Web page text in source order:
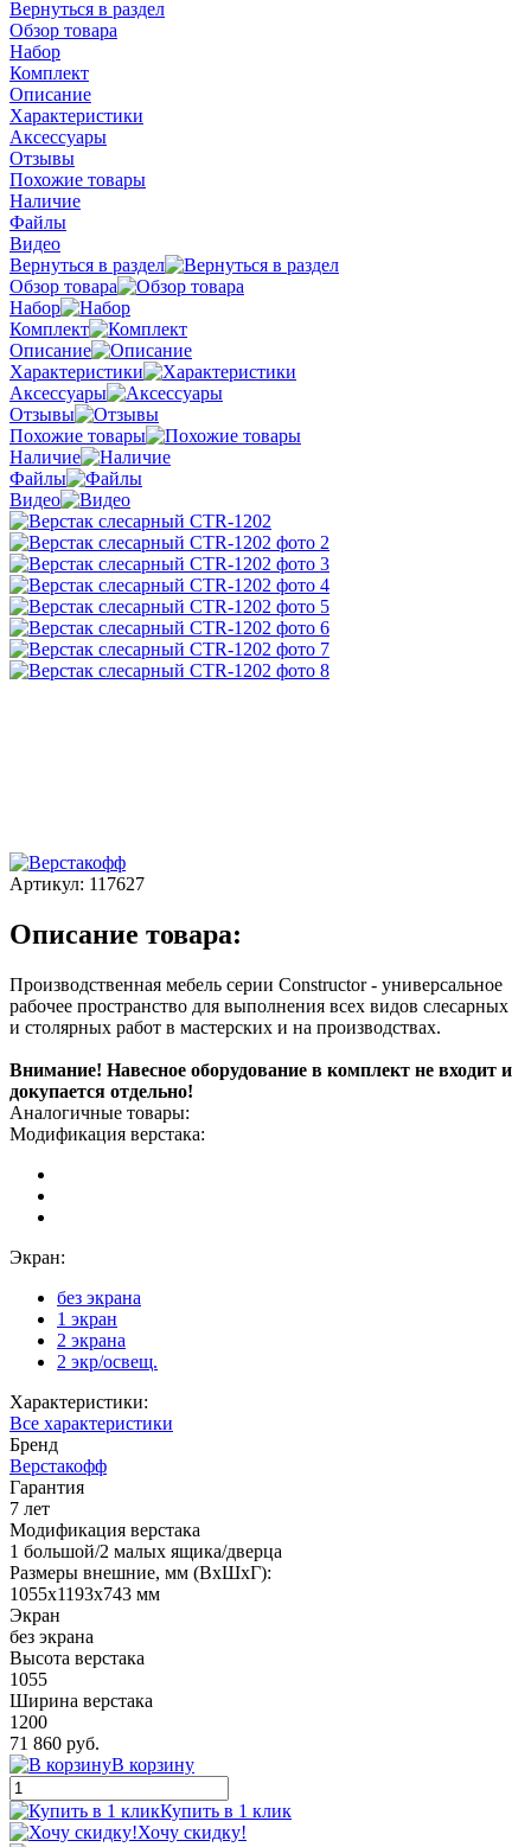
Вернуться в раздел
Обзор товара
Набор
Комплект
Описание
Характеристики
Аксессуары
Отзывы
Похожие товары
Наличие
Файлы
Видео
Вернуться в раздел
Обзор товара
Набор
Комплект
Описание
Характеристики
Аксессуары
Отзывы
Похожие товары
Наличие
Файлы
Видео
Артикул: 117627
Описание товара:
Производственная мебель серии Constructor - универсальное
рабочее пространство для выполнения всех видов слесарных
и столярных работ в мастерских и на производствах.
Внимание! Навесное оборудование в комплект не входит и
докупается отдельно!
Аналогичные товары:
Модификация верстака:
Экран:
без экрана
1 экран
2 экрана
2 экр/освещ.
Характеристики:
Все характеристики
Бренд
Верстакофф
Гарантия
7 лет
Модификация верстака
1 большой/2 малых ящика/дверца
Размеры внешние, мм (ВхШхГ):
1055x1193x743 мм
Экран
без экрана
Высота верстака
1055
Ширина верстака
1200
71 860 руб.
В корзину
Купить в 1 клик
Хочу скидку!